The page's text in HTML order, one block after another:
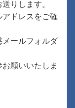
りします。
ドレスをご確
メールフォルダ
願いいたしま